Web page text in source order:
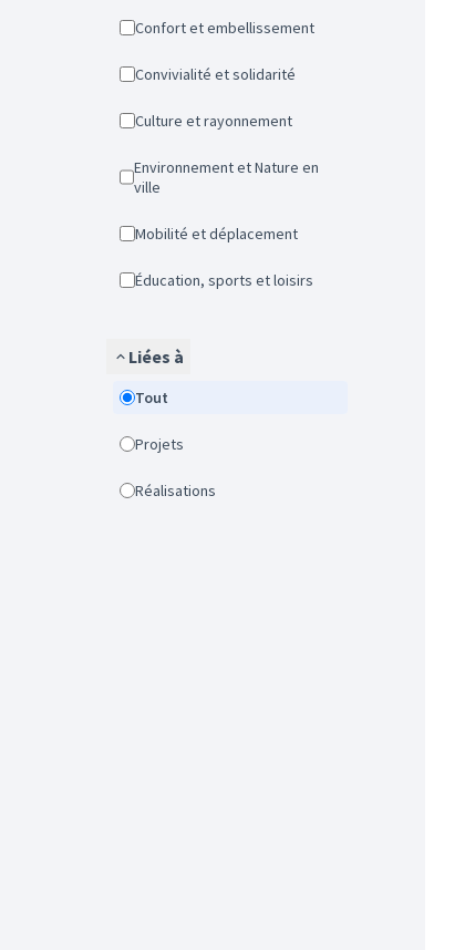
Confort et embellissement
Convivialité et solidarité
Culture et rayonnement
Environnement et Nature en
ville
Mobilité et déplacement
Éducation, sports et loisirs
Liées à
Tout
Projets
Réalisations